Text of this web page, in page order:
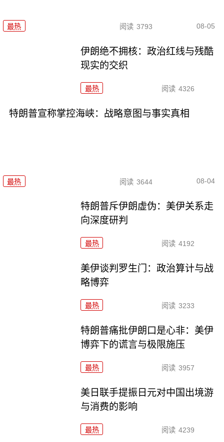
最热 阅读 3793 08-05
伊朗绝不拥核：政治红线与残酷
现实的交织
最热 阅读 4326
特朗普宣称掌控海峡：战略意图与事实真相
最热 阅读 3644 08-04
特朗普斥伊朗虚伪：美伊关系走
向深度研判
最热 阅读 4192
美伊谈判罗生门：政治算计与战
略博弈
最热 阅读 3233
特朗普痛批伊朗口是心非：美伊
博弈下的谎言与极限施压
最热 阅读 3957
美日联手提振日元对中国出境游
与消费的影响
最热 阅读 4239